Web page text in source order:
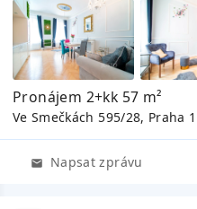
Pronájem 2+kk 57 m²
Ve Smečkách 595/28, Praha
Napsat zprávu